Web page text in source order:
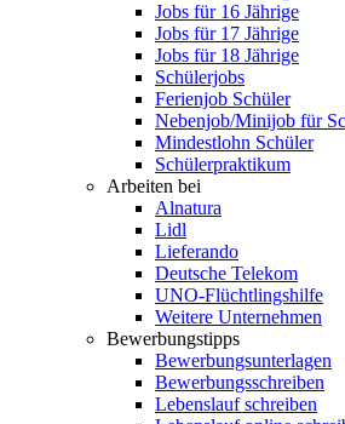
Jobs für 16 Jährige
Jobs für 17 Jährige
Jobs für 18 Jährige
Schülerjobs
Ferienjob Schüler
Nebenjob/Minijob für
Mindestlohn Schüler
Schülerpraktikum
Arbeiten bei
Alnatura
Lidl
Lieferando
Deutsche Telekom
UNO-Flüchtlingshilfe
Weitere Unternehmen
Bewerbungstipps
Bewerbungsunterlagen
Bewerbungsschreiben
Lebenslauf schreiben